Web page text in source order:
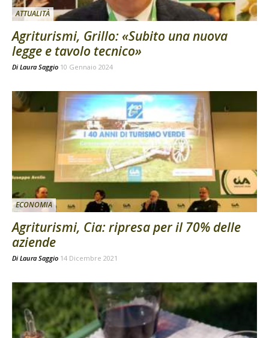
ATTUALITÀ
Agriturismi, Grillo: «Subito una nuova
legge e tavolo tecnico»
Di Laura Saggio 10 Gennaio 2024
ECONOMIA
Agriturismi, Cia: ripresa per il 70% delle
aziende
Di Laura Saggio 14 Dicembre 2021